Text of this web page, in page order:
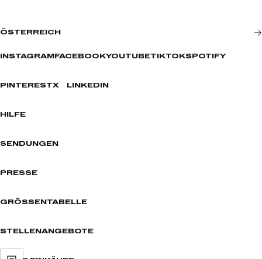
ÖSTERREICH
INSTAGRAM FACEBOOKYOUTUBETIKTOKSPOTIFY
PINTERESTX LINKEDIN
HILFE
SENDUNGEN
PRESSE
GRÖSSENTABELLE
STELLENANGEBOTE